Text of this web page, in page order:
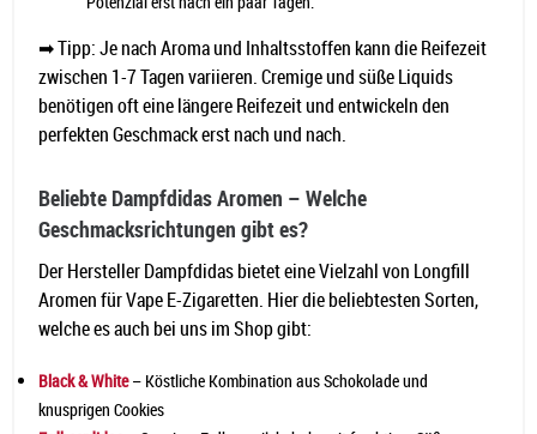
➡ Tipp: Je nach Aroma und Inhaltsstoffen kann die Reifezeit
zwischen 1-7 Tagen variieren. Cremige und süße Liquids
benötigen oft eine längere Reifezeit und entwickeln den
perfekten Geschmack erst nach und nach.
Beliebte Dampfdidas Aromen – Welche
Geschmacksrichtungen gibt es?
Der Hersteller Dampfdidas bietet eine Vielzahl von Longfill
Aromen für Vape E-Zigaretten. Hier die beliebtesten Sorten,
welche es auch bei uns im Shop gibt:
Black & White– Köstliche Kombination aus Schokolade und
knusprigen Cookies